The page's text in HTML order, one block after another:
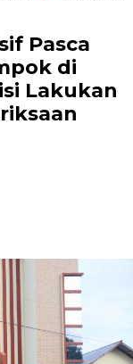
Pasca
di
Lakukan